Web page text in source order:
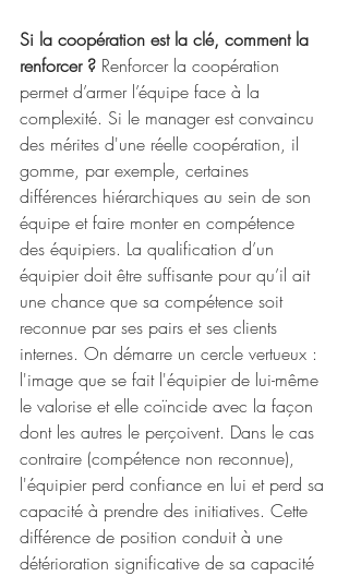
Si la coopération est la clé, comment la
renforcer ? Renforcer la coopération
permet d’armer l’équipe face à la
complexité. Si le manager est convaincu
des mérites d'une réelle coopération, il
gomme, par exemple, certaines
différences hiérarchiques au sein de son
équipe et faire monter en compétence
des équipiers. La qualification d’un
équipier doit être suffisante pour qu’il ait
une chance que sa compétence soit
reconnue par ses pairs et ses clients
internes. On démarre un cercle vertueux :
l'image que se fait l'équipier de lui-même
le valorise et elle coïncide avec la façon
dont les autres le perçoivent. Dans le cas
contraire (compétence non reconnue),
l'équipier perd confiance en lui et perd sa
capacité à prendre des initiatives. Cette
différence de position conduit à une
détérioration significative de sa capacité